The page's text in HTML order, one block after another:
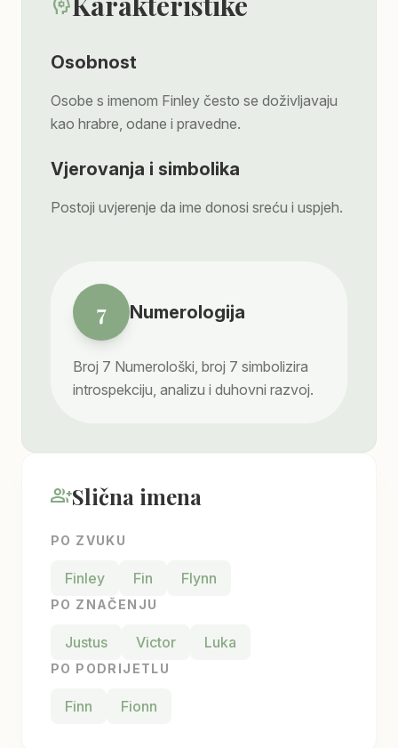
psychology
Osobnost
Osobe s imenom Finley često se doživljavaju
kao hrabre, odane i pravedne.
Vjerovanja i simbolika
Postoji uvjerenje da ime donosi sreću i uspjeh.
7 Numerologija
Broj 7 Numerološki, broj 7 simbolizira
introspekciju, analizu i duhovni razvoj.
group_addSlična imena
PO ZVUKU
Finley Fin Flynn
PO ZNAČENJU
Justus Victor Luka
PO PODRIJETLU
Finn Fionn